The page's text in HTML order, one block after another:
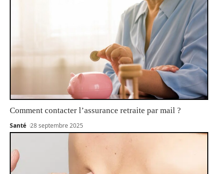
Comment contacter l’assurance retraite par mail ?
Santé 28 septembre 2025